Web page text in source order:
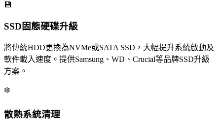
💾
SSD固態硬碟升級
將傳統HDD更換為NVMe或SATA SSD，大幅提升系統啟動及
軟件載入速度。提供Samsung、WD、Crucial等品牌SSD升級
方案。
❄️
散熱系統清理